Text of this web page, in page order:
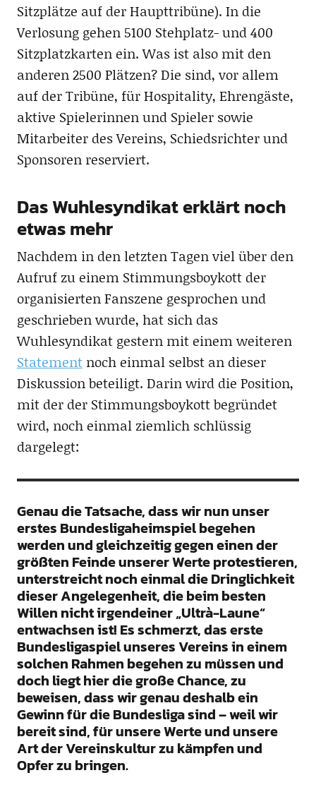
Sitzplätze auf der Haupttribüne). In die
Verlosung gehen 5100 Stehplatz- und 400
Sitzplatzkarten ein. Was ist also mit den
anderen 2500 Plätzen? Die sind, vor allem
auf der Tribüne, für Hospitality, Ehrengäste,
aktive Spielerinnen und Spieler sowie
Mitarbeiter des Vereins, Schiedsrichter und
Sponsoren reserviert.
Das Wuhlesyndikat erklärt noch
etwas mehr
Nachdem in den letzten Tagen viel über den
Aufruf zu einem Stimmungsboykott der
organisierten Fanszene gesprochen und
geschrieben wurde, hat sich das
Wuhlesyndikat gestern mit einem weiteren
Statementnoch einmal selbst an dieser
Diskussion beteiligt. Darin wird die Position,
mit der der Stimmungsboykott begründet
wird, noch einmal ziemlich schlüssig
dargelegt:
Genau die Tatsache, dass wir nun unser
erstes Bundesligaheimspiel begehen
werden und gleichzeitig gegen einen der
größten Feinde unserer Werte protestieren,
unterstreicht noch einmal die Dringlichkeit
dieser Angelegenheit, die beim besten
Willen nicht irgendeiner „Ultrà-Laune“
entwachsen ist! Es schmerzt, das erste
Bundesligaspiel unseres Vereins in einem
solchen Rahmen begehen zu müssen und
doch liegt hier die große Chance, zu
beweisen, dass wir genau deshalb ein
Gewinn für die Bundesliga sind – weil wir
bereit sind, für unsere Werte und unsere
Art der Vereinskultur zu kämpfen und
Opfer zu bringen.